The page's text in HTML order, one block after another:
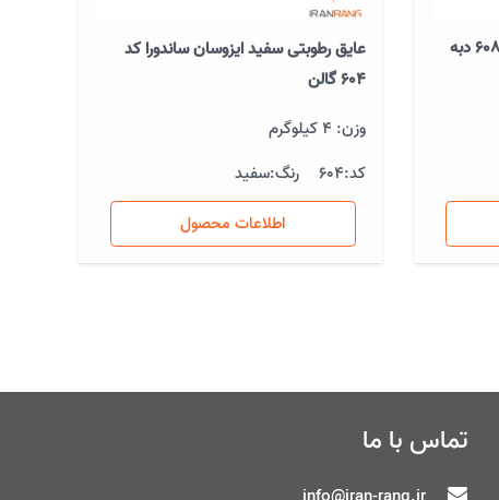
عایق رطوبتی سفید ایزوسان ساندورا کد
۶۰۴ گالن
وزن: 4 کیلوگرم
کد:604 رنگ:سفید
اطلاعات محصول
تماس با ما